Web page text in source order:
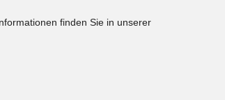
kununu
finden Sie in unserer